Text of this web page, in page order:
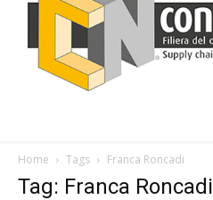
Home Tags Franca Roncadi
Tag: Franca Roncadi